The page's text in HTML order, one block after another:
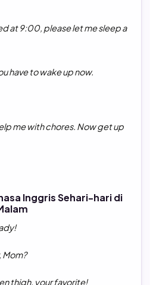
at 9:00, please let me sleep a
have to wake up now.
me with chores. Now get up
Inggris Sehari-hari di
Mom?
thigh, your favorite!